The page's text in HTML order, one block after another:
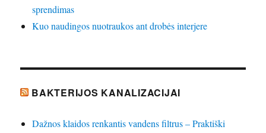
sprendimas
Kuo naudingos nuotraukos ant drobės interjere
BAKTERIJOS KANALIZACIJAI
Dažnos klaidos renkantis vandens filtrus – Praktiški